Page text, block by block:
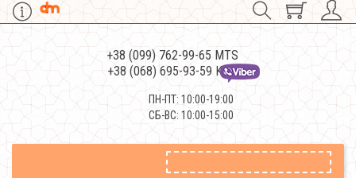
+38 (099) 762-99-65 MTS
+38 (068) 695-93-59 Kievstar
ПН-ПТ: 10:00-19:00
СБ-ВС: 10:00-15:00